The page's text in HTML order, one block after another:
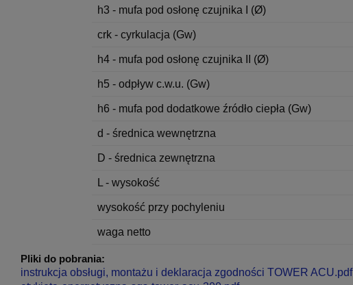
h3 - mufa pod osłonę czujnika I (Ø)
crk - cyrkulacja (Gw)
h4 - mufa pod osłonę czujnika II (Ø)
h5 - odpływ c.w.u. (Gw)
h6 - mufa pod dodatkowe źródło ciepła (Gw)
d - średnica wewnętrzna
D - średnica zewnętrzna
L - wysokość
wysokość przy pochyleniu
waga netto
Pliki do pobrania:
instrukcja obsługi, montażu i deklaracja zgodności TOWER ACU.pdf